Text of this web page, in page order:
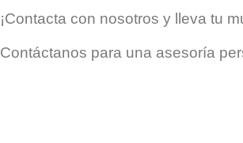
¡Contacta con nosotros y lleva tu
Contáctanos para una asesoría